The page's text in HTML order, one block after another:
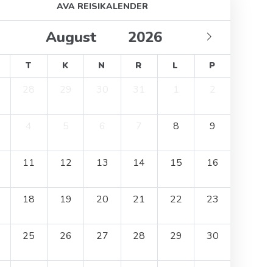
AVA REISIKALENDER
T K N R L P
8 9
11 12 13 14 15 16
18 19 20 21 22 23
25 26 27 28 29 30